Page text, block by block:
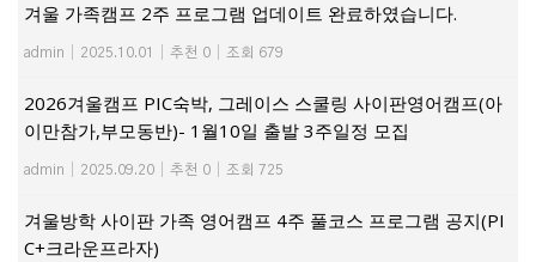
겨울 가족캠프 2주 프로그램 업데이트 완료하였습니다.
admin 2025.10.01 추천 0 조회 679
2026겨울캠프 PIC숙박, 그레이스 스쿨링 사이판영어캠프(아
이만참가,부모동반)- 1월10일 출발 3주일정 모집
admin 2025.09.20 추천 0 조회 725
겨울방학 사이판 가족 영어캠프 4주 풀코스 프로그램 공지(PI
C+크라운프라자)